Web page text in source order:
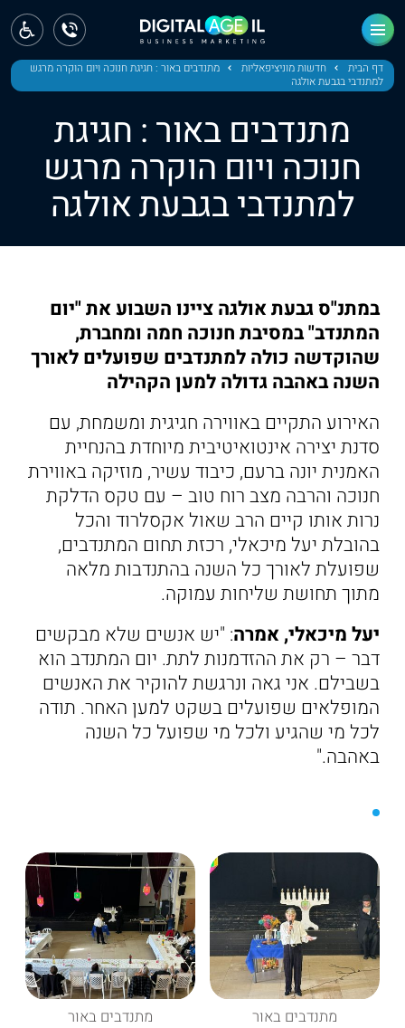
דף הבית חדשות מוניציפאליות
מתנדבים באור : חגיגת חנוכה ויום הוקרה מרגש
למתנדבי בגבעת אולגה
מתנדבים באור : חגיגת
חנוכה ויום הוקרה מרגש
למתנדבי בגבעת אולגה
במתנ"ס גבעת אולגה ציינו השבוע את "יום
המתנדב" במסיבת חנוכה חמה ומחברת,
שהוקדשה כולה למתנדבים שפועלים לאורך
השנה באהבה גדולה למען הקהילה
האירוע התקיים באווירה חגיגית ומשמחת, עם
סדנת יצירה אינטואיטיבית מיוחדת בהנחיית
האמנית יונה ברעם, כיבוד עשיר, מוזיקה באווירת
חנוכה והרבה מצב רוח טוב – עם טקס הדלקת
נרות אותו קיים הרב שאול אקסלרוד והכל
בהובלת יעל מיכאלי, רכזת תחום המתנדבים,
שפועלת לאורך כל השנה בהתנדבות מלאה
מתוך תחושת שליחות עמוקה.
יעל מיכאלי, אמרה: "יש אנשים שלא מבקשים
דבר – רק את ההזדמנות לתת. יום המתנדב הוא
בשבילם. אני גאה ונרגשת להוקיר את האנשים
המופלאים שפועלים בשקט למען האחר. תודה
לכל מי שהגיע ולכל מי שפועל כל השנה
באהבה."
מתנדבים באור מתנדבים באור
ראשי
חדשות
מחוז חיפה
מחוז מרכז
תל אביב